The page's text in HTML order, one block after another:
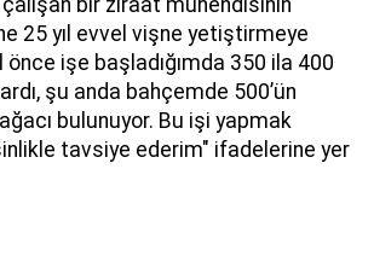
çalışan bir ziraat mühendisinin
25 yıl evvel vişne yetiştirmeye
önce işe başladığımda 350 ila 400
şu anda bahçemde 500’ün
bulunuyor. Bu işi yapmak
tavsiye ederim" ifadelerine yer